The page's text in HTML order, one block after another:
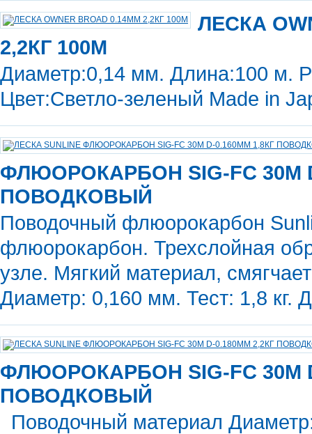
ЛЕСКА
2,2КГ 100М
Диаметр:0,14 мм. Длина:100 м.
Цвет:Светло-зеленый Made in
ФЛЮОРОКАРБОН SIG-FC 30М
ПОВОДКОВЫЙ
Поводочный флюорокарбон
флюорокарбон. Трехслойная
узле. Мягкий материал,
Диаметр: 0,160 мм. Тест: 1,8 кг.
ФЛЮОРОКАРБОН SIG-FC 30М
ПОВОДКОВЫЙ
Поводочный материал